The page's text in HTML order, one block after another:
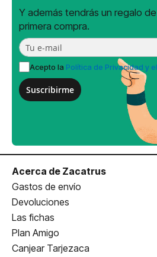
Y además tendrás un regalo
primera compra.
Acepto la Política de Privacidad y
Suscribirme
Acerca de Zacatrus
Gastos de envío
Devoluciones
Las fichas
Plan Amigo
Canjear Tarjezaca